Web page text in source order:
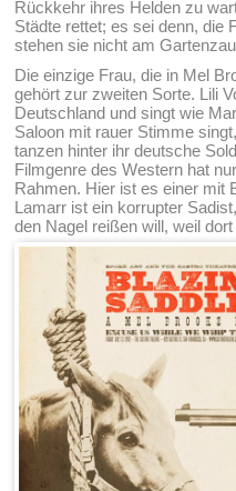
Rückkehr ihres Helden zu
Städte rettet; es sei denn, die
stehen sie nicht am
Die einzige Frau, die in Mel
gehört zur zweiten Sorte. Lili
Deutschland und singt wie
Saloon mit rauer Stimme
tanzen hinter ihr deutsche
Filmgenre des Western hat
Rahmen. Hier ist es einer mit
Lamarr ist ein korrupter
den Nagel reißen will, weil